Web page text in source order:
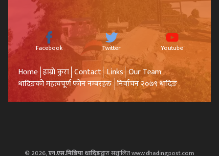
Facebook Twitter Youtube
Home हाम्रो कुरा Contact Links Our Team
धादिङको महत्वपूर्ण फोन नम्बरहरु निर्वाचन २०७९ धादिङ
© 2026,एन.एस.मिडिया धादिङद्वारा सञ्चालित www.dhadingpost.com